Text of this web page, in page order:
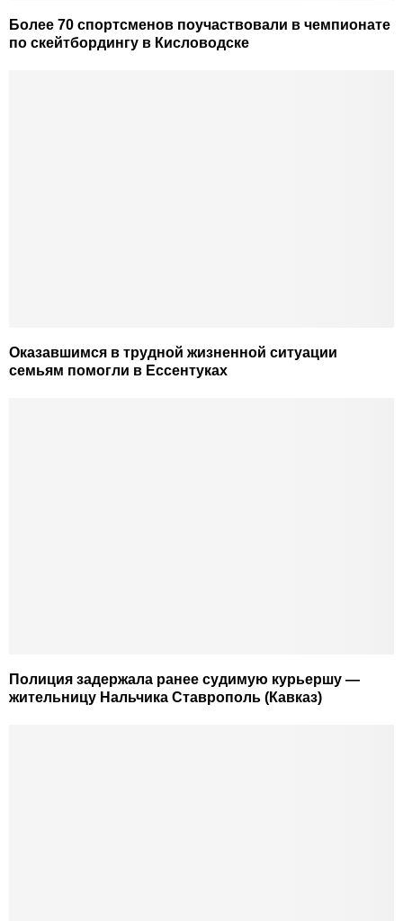
Более 70 спортсменов поучаствовали в чемпионате
по скейтбордингу в Кисловодске
Оказавшимся в трудной жизненной ситуации
семьям помогли в Ессентуках
Полиция задержала ранее судимую курьершу —
жительницу Нальчика Ставрополь (Кавказ)